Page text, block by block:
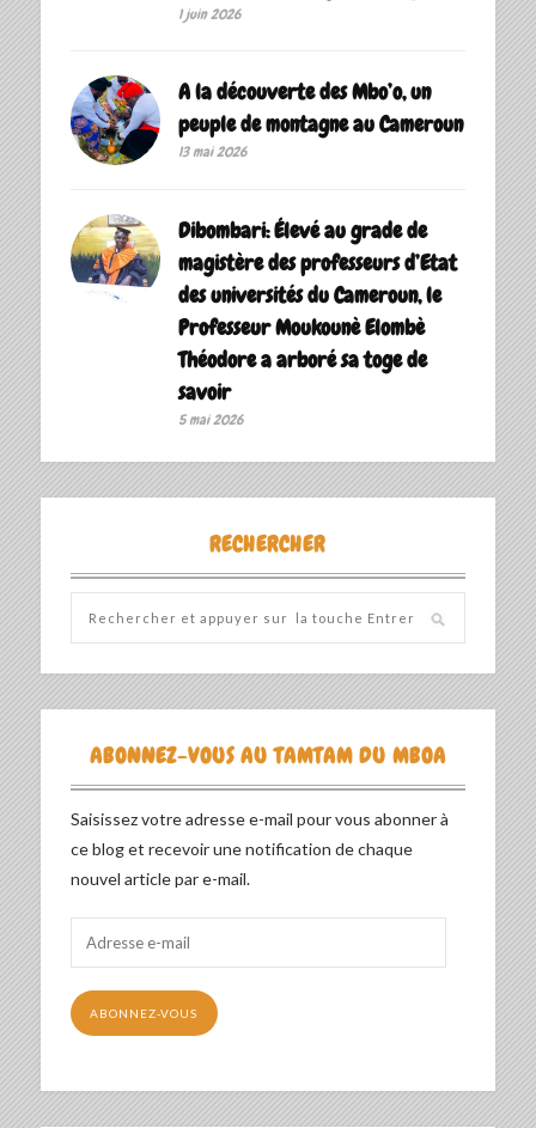
1 juin 2026
A la découverte des Mbo’o, un
peuple de montagne au Cameroun
13 mai 2026
Dibombari: Élevé au grade de
magistère des professeurs d’Etat
des universités du Cameroun, le
Professeur Moukounè Elombè
Théodore a arboré sa toge de
savoir ‎
5 mai 2026
RECHERCHER
ABONNEZ-VOUS AU TAMTAM DU MBOA
Saisissez votre adresse e-mail pour vous abonner à
ce blog et recevoir une notification de chaque
nouvel article par e-mail.
mail
ABONNEZ-VOUS